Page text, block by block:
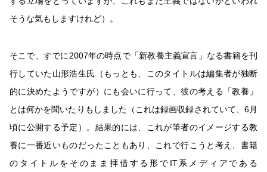
そうな気もしますけれど）。
そこで、すでに2007年の時点で「新教養主義宣言」なる書籍を刊
行していた山形浩生氏（もっとも、このタイトルは編集者が独断
的に決めたようですが）にも会いに行って、彼の考える「教養」
とは何かを聞いたりもしました（これは録画収録されていて、6月
頃に公開する予定）。結果的には、これが筆者のイメージする教
養に一番近いものだったこともあり、これで行こうと考え、書籍
のタイトルをそのまま拝借する形でIT系メディアである